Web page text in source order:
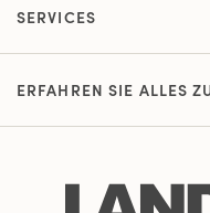
SERVICES
ERFAHREN SIE ALLES